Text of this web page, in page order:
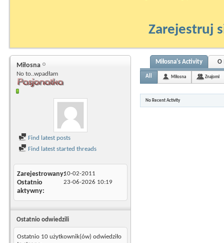
Zarejestruj
Miłosna
No to..wpadłam
Find latest posts
Find latest started threads
Zarejestrowany10-02-2011
Ostatnio
aktywny
23-06-2026 10:19
Ostatnio odwiedzili
Ostatnio 10 użytkownik(ów) odwiedziło
Miłosna's Activity O
All Miłosna Znajomi
No Recent Activity